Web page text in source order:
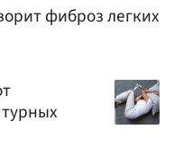
фиброз легких